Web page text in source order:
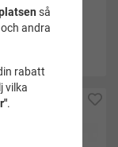
så
andra
rabatt
vilka
.